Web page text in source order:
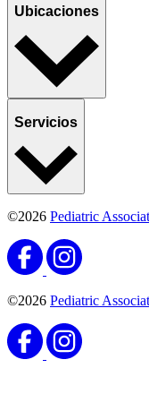
Ubicaciones
Servicios
©2026 Pediatric
©2026 Pediatric